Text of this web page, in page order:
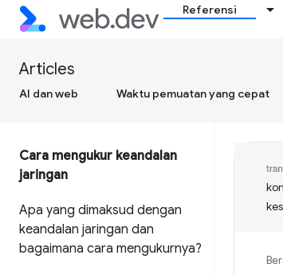
Referensi
Articles
AI dan web Waktu pemuatan yang cepat
Cara mengukur keandalan
jaringan
Apa yang dimaksud dengan
keandalan jaringan dan
bagaimana cara mengukurnya?